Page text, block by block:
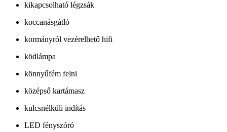
kikapcsolható légzsák
koccanásgátló
kormányról vezérelhető hifi
ködlámpa
könnyűfém felni
középső kartámasz
kulcsnélküli indítás
LED fényszóró